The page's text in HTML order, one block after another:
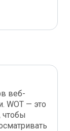
веб-
WOT — это
чтобы